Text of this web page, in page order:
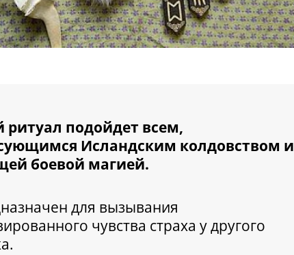
ритуал подойдет всем,
Исландским колдовством и
боевой магией.
для вызывания
чувства страха у другого